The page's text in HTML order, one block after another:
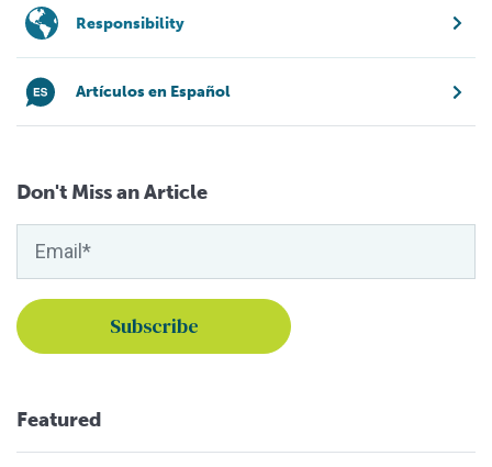
Responsibility
Artículos en Español
Don't Miss an Article
Featured